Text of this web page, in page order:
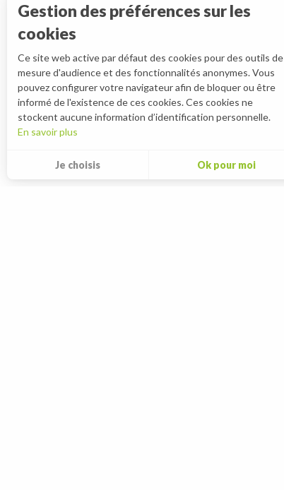
Gestion des préférences sur les
cookies
Ce site web active par défaut des cookies pour des outils de
mesure d'audience et des fonctionnalités anonymes. Vous
pouvez configurer votre navigateur afin de bloquer ou être
informé de l'existence de ces cookies. Ces cookies ne
stockent aucune information d’identification personnelle.
En savoir plus
Je choisis Ok pour moi